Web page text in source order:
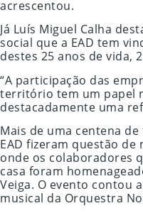
acrescentou.
Já Luís Miguel Calha
social que a EAD tem
destes 25 anos de vida,
“A participação das
território tem um papel
destacadamente uma
Mais de uma centena
EAD fizeram questão
onde os colaboradores
casa foram
Veiga. O evento contou
musical da Orquestra